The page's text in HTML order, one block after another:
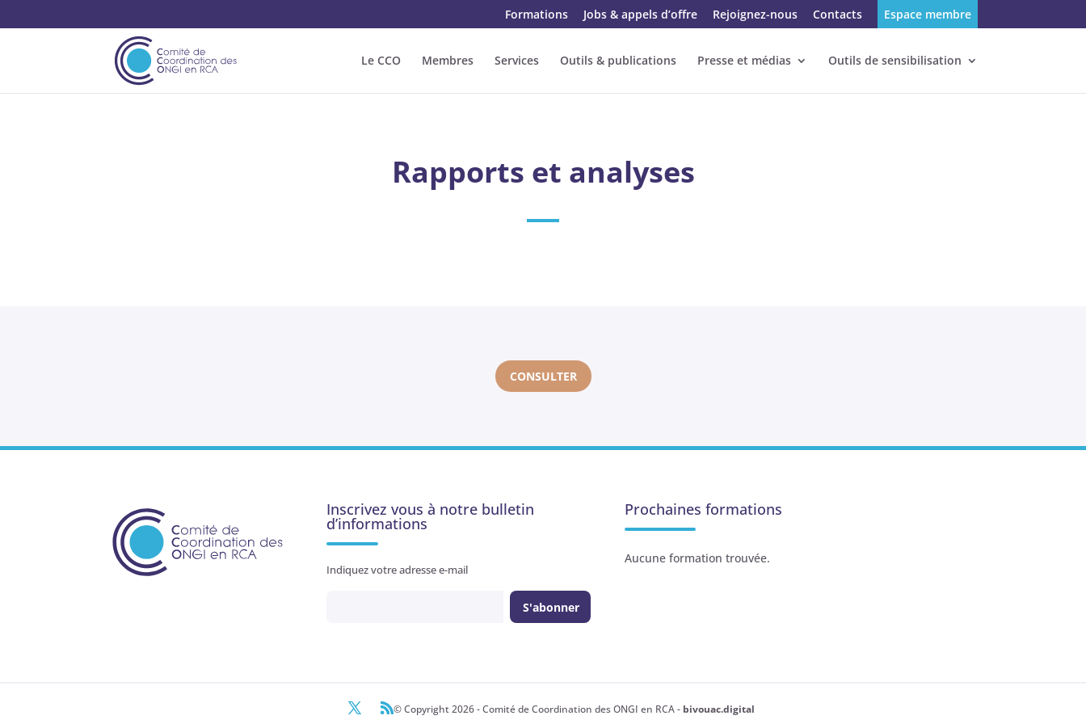
Formations Jobs & appels d’offre Rejoignez-nous Contacts Espace membre
Le CCO Membres Services Outils & publications Presse et médias Outils de sensibilisation
Rapports et analyses
CONSULTER
Inscrivez vous à notre bulletin
d’informations
Indiquez votre adresse e-mail
Prochaines formations
Aucune formation trouvée.
© Copyright 2026 - Comité de Coordination des ONGI en RCA - bivouac.digital